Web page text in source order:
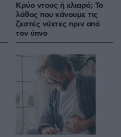
Κρύο ντους ή χλιαρό; Το
λάθος που κάνουμε τις
ζεστές νύχτες πριν από
τον ύπνο